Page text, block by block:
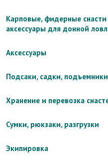
Карповые, фидерные снасти
аксессуары для донной
Аксессуары
Подсаки, садки, подъемники
Хранение и перевозка
Сумки, рюкзаки, разгрузки
Экипировка